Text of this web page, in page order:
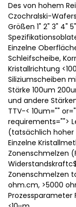
Des von hohem
Czochralski-
Größen 1" 2" 3" 4"
Einzelne
Schleifscheibe,
Kristallrichtung <100>
Siliziumscheiben
Stärke 100um
und andere
TTV-< 10um=""
requirements="">
(tatsächlich hoher
Einzelne
Zonenschmelzen
Zonenschmelzen
ohm.cm, >5000
Prozessparameter